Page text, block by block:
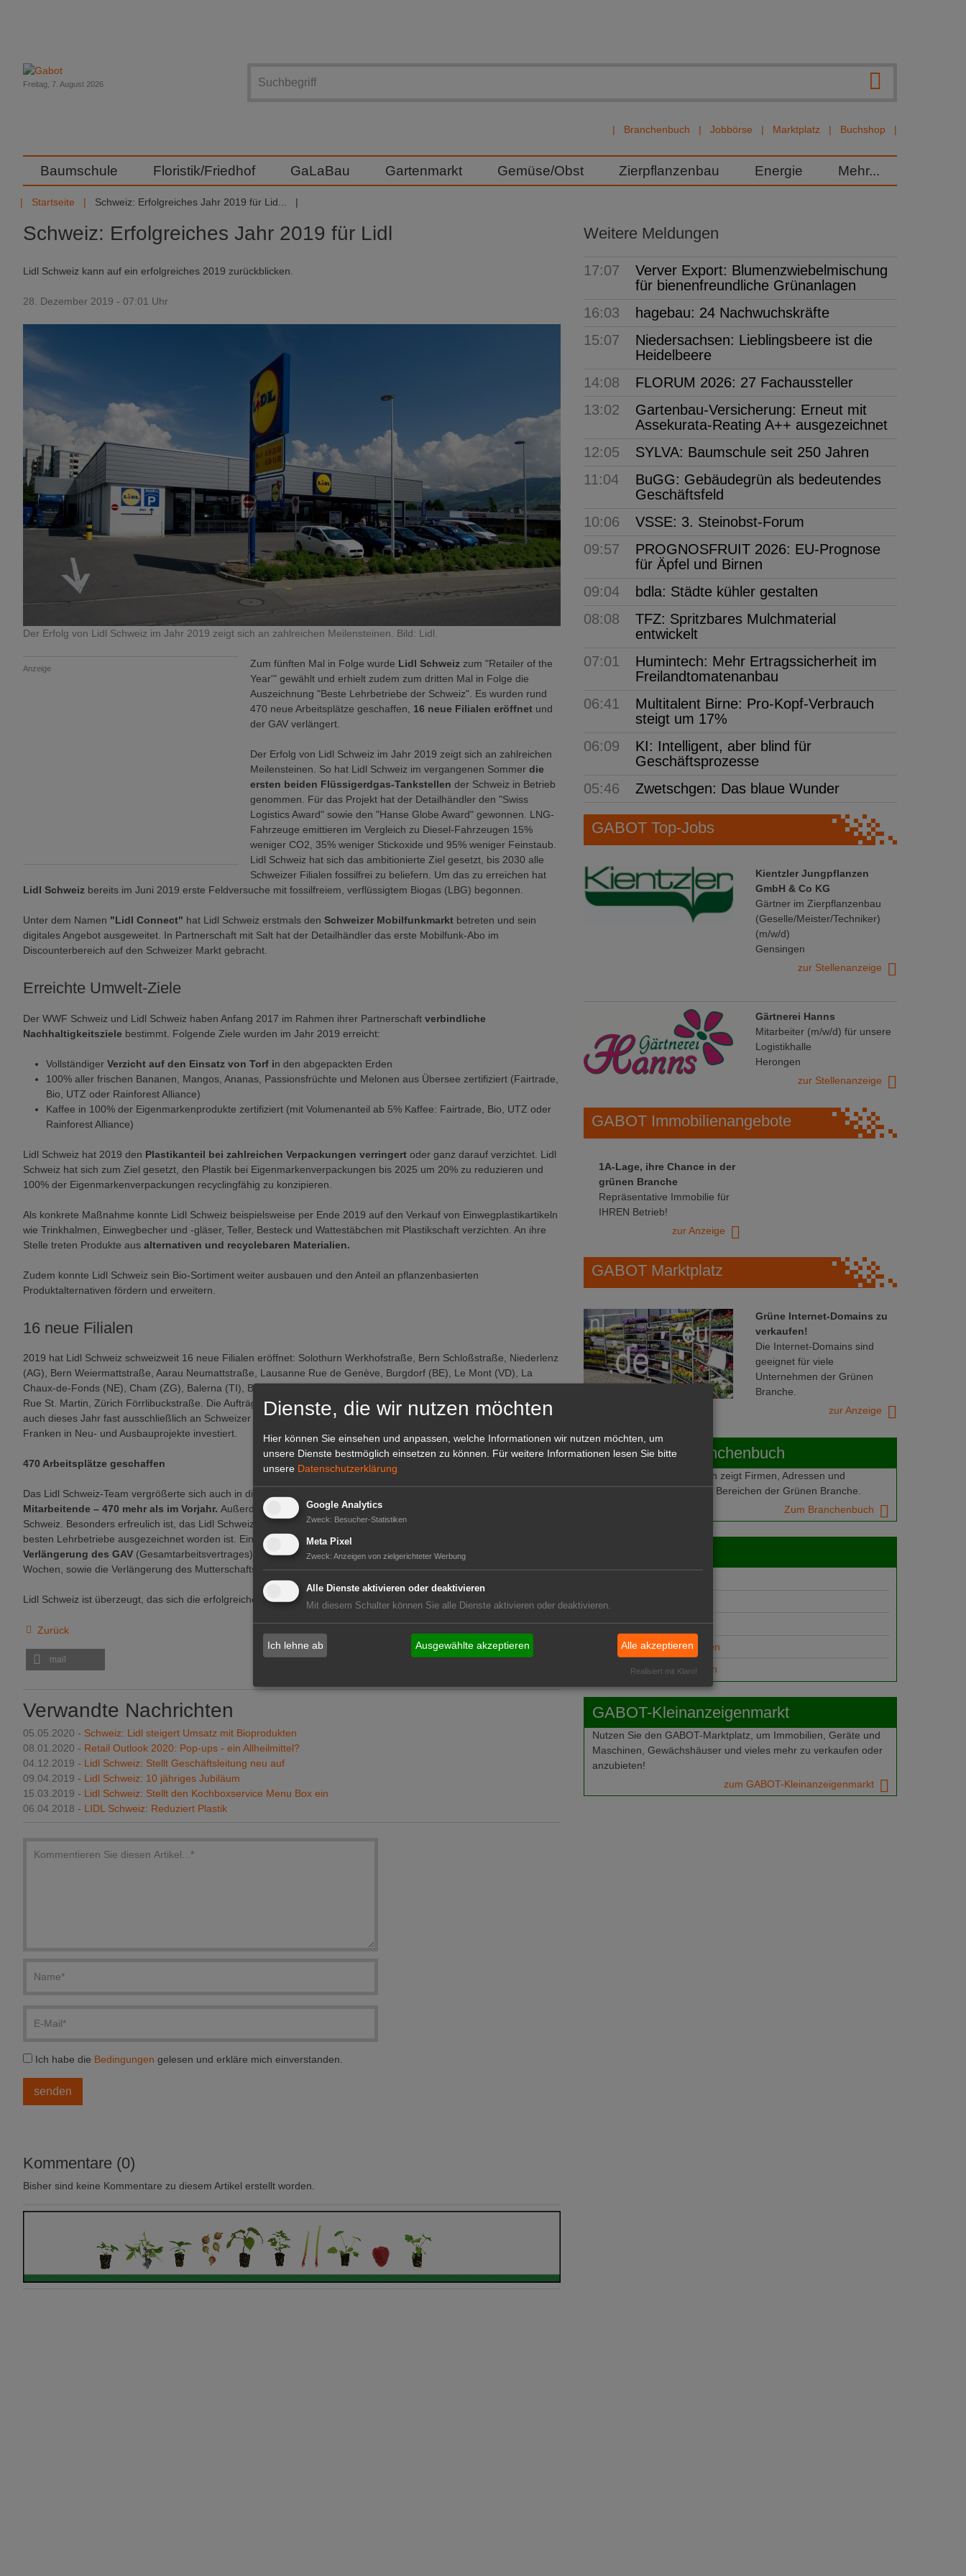
Branchenbuch Jobbörse Marktplatz Buchshop
Freitag, 7. August 2026
Baumschule Floristik/Friedhof GaLaBau Gartenmarkt Gemüse/Obst Zierpflanzenbau Energie Mehr...
Startseite Schweiz: Erfolgreiches Jahr 2019 für Lid...
Schweiz: Erfolgreiches Jahr 2019 für Lidl
Lidl Schweiz kann auf ein erfolgreiches 2019 zurückblicken.
28. Dezember 2019 - 07:01 Uhr
Der Erfolg von Lidl Schweiz im Jahr 2019 zeigt sich an zahlreichen Meilensteinen. Bild: Lidl.
Anzeige Zum fünften Mal in Folge wurde Lidl Schweiz zum "Retailer of the
Year'" gewählt und erhielt zudem zum dritten Mal in Folge die
Auszeichnung "Beste Lehrbetriebe der Schweiz". Es wurden rund
470 neue Arbeitsplätze geschaffen, 16 neue Filialen eröffnet und
der GAV verlängert.
Der Erfolg von Lidl Schweiz im Jahr 2019 zeigt sich an zahlreichen
Meilensteinen. So hat Lidl Schweiz im vergangenen Sommer die
ersten beiden Flüssigerdgas-Tankstellen der Schweiz in Betrieb
genommen. Für das Projekt hat der Detailhändler den "Swiss
Logistics Award" sowie den "Hanse Globe Award" gewonnen. LNG-
Fahrzeuge emittieren im Vergleich zu Diesel-Fahrzeugen 15%
weniger CO2, 35% weniger Stickoxide und 95% weniger Feinstaub.
Lidl Schweiz hat sich das ambitionierte Ziel gesetzt, bis 2030 alle
Schweizer Filialen fossilfrei zu beliefern. Um das zu erreichen hat
Lidl Schweiz bereits im Juni 2019 erste Feldversuche mit fossilfreiem, verflüssigtem Biogas (LBG) begonnen.
Unter dem Namen "Lidl Connect" hat Lidl Schweiz erstmals den Schweizer Mobilfunkmarkt betreten und sein
digitales Angebot ausgeweitet. In Partnerschaft mit Salt hat der Detailhändler das erste Mobilfunk-Abo im
Discounterbereich auf den Schweizer Markt gebracht.
Erreichte Umwelt-Ziele
Der WWF Schweiz und Lidl Schweiz haben Anfang 2017 im Rahmen ihrer Partnerschaft verbindliche
Nachhaltigkeitsziele bestimmt. Folgende Ziele wurden im Jahr 2019 erreicht:
Vollständiger Verzicht auf den Einsatz von Torf in den abgepackten Erden
100% aller frischen Bananen, Mangos, Ananas, Passionsfrüchte und Melonen aus Übersee zertifiziert (Fairtrade,
Bio, UTZ oder Rainforest Alliance)
Kaffee in 100% der Eigenmarkenprodukte zertifiziert (mit Volumenanteil ab 5% Kaffee: Fairtrade, Bio, UTZ oder
Rainforest Alliance)
Lidl Schweiz hat 2019 den Plastikanteil bei zahlreichen Verpackungen verringert oder ganz darauf verzichtet. Lidl
Schweiz hat sich zum Ziel gesetzt, den Plastik bei Eigenmarkenverpackungen bis 2025 um 20% zu reduzieren und
100% der Eigenmarkenverpackungen recyclingfähig zu konzipieren.
Als konkrete Maßnahme konnte Lidl Schweiz beispielsweise per Ende 2019 auf den Verkauf von Einwegplastikartikeln
wie Trinkhalmen, Einwegbecher und -gläser, Teller, Besteck und Wattestäbchen mit Plastikschaft verzichten. An ihre
Stelle treten Produkte aus alternativen und recyclebaren Materialien.
Zudem konnte Lidl Schweiz sein Bio-Sortiment weiter ausbauen und den Anteil an pflanzenbasierten
Produktalternativen fördern und erweitern.
16 neue Filialen
2019 hat Lidl Schweiz schweizweit 16 neue Filialen eröffnet: Solothurn Werkhofstraße, Bern Schloßstraße, Niederlenz
(AG), Bern Weiermattstraße, Aarau Neumattstraße, Lausanne Rue de Genève, Burgdorf (BE), Le Mont (VD), La
Chaux-de-Fonds (NE), Cham (ZG), Balerna (TI), Biel Loeb, Zürich-Affoltern, Spreitenbach Shoppi Tivoli, Lausanne
Rue St. Martin, Zürich Förrlibuckstraße. Die Aufträge für Neubauten, Umbauten und das Facility Management wurden
auch dieses Jahr fast ausschließlich an Schweizer Firmen vergeben. Seit Markteintritt hat Lidl Schweiz rund 1,2 Mia.
Franken in Neu- und Ausbauprojekte investiert.
470 Arbeitsplätze geschaffen
Das Lidl Schweiz-Team vergrößerte sich auch in diesem Jahr.
Mitarbeitende – 470 mehr als im Vorjahr. Außerdem absolvieren rund 60 junge Menschen eine Lehre bei Lidl
Schweiz. Besonders erfreulich ist, das Lidl Schweiz von "Great Place to Work" zum dritten Mal in Folge als einer der
besten Lehrbetriebe ausgezeichnet worden ist. Ein
besonderer Meilenstein für die Mitarbeitenden war zudem die
Verlängerung des GAV (Gesamtarbeitsvertrages) und die Verdoppelung des Vaterschaftsurlaubs von zwei auf vier
Wochen, sowie die Verlängerung des Mutterschaftsurlaubs von 16 auf 18 Wochen: beides bei 100% Lohnfortzahlung.
Lidl Schweiz ist überzeugt, das sich die erfolgreiche Entwicklung im kommenden Jahr fortsetzt. (Lidl Schweiz)
Zurück
mail
Verwandte Nachrichten
05.05.2020 - Schweiz: Lidl steigert Umsatz mit Bioprodukten
08.01.2020 - Retail Outlook 2020: Pop-ups - ein Allheilmittel?
04.12.2019 - Lidl Schweiz: Stellt Geschäftsleitung neu auf
09.04.2019 - Lidl Schweiz: 10 jähriges Jubiläum
15.03.2019 - Lidl Schweiz: Stellt den Kochboxservice Menu Box ein
06.04.2018 - LIDL Schweiz: Reduziert Plastik
Ich habe die Bedingungen gelesen und erkläre mich einverstanden.
Kommentare (0)
Bisher sind keine Kommentare zu diesem Artikel erstellt worden.
Weitere Meldungen
17:07
Verver Export: Blumenzwiebelmischung
für bienenfreundliche Grünanlagen
16:03
hagebau: 24 Nachwuchskräfte
15:07
Niedersachsen: Lieblingsbeere ist die
Heidelbeere
14:08
FLORUM 2026: 27 Fachaussteller
13:02
Gartenbau-Versicherung: Erneut mit
Assekurata-Reating A++ ausgezeichnet
12:05
SYLVA: Baumschule seit 250 Jahren
11:04
BuGG: Gebäudegrün als bedeutendes
Geschäftsfeld
10:06
VSSE: 3. Steinobst-Forum
09:57
PROGNOSFRUIT 2026: EU-Prognose
für Äpfel und Birnen
09:04
bdla: Städte kühler gestalten
08:08
TFZ: Spritzbares Mulchmaterial
entwickelt
07:01
Humintech: Mehr Ertragssicherheit im
Freilandtomatenanbau
06:41
Multitalent Birne: Pro-Kopf-Verbrauch
steigt um 17%
06:09
KI: Intelligent, aber blind für
Geschäftsprozesse
05:46
Zwetschgen: Das blaue Wunder
GABOT Top-Jobs
Kientzler Jungpflanzen
GmbH & Co KG
Gärtner im Zierpflanzenbau
(Geselle/Meister/Techniker)
(m/w/d)
Gensingen
zur Stellenanzeige
Gärtnerei Hanns
Mitarbeiter (m/w/d) für unsere
Logistikhalle
Herongen
zur Stellenanzeige
GABOT Immobilienangebote
1A-Lage, ihre Chance in der
grünen Branche
Repräsentative Immobilie für
IHREN Betrieb!
zur Anzeige
GABOT Marktplatz
Grüne Internet-Domains zu
verkaufen!
Die Internet-Domains sind
geeignet für viele
Unternehmen der Grünen
Branche.
zur Anzeige
Das GABOT-Branchenbuch
Das GABOT-Branchenbuch zeigt Firmen, Adressen und
Telefonnummern aus allen Bereichen der Grünen Branche.
Zum Branchenbuch
Job-Gesuche
Ausbildungsplätze
Stellenanzeige aufgeben
Stellengesuch aufgeben
GABOT-Kleinanzeigenmarkt
Nutzen Sie den GABOT-Marktplatz, um Immobilien, Geräte und
Maschinen, Gewächshäuser und vieles mehr zu verkaufen oder
anzubieten!
zum GABOT-Kleinanzeigenmarkt
Dienste, die wir nutzen möchten
Hier können Sie einsehen und anpassen, welche Informationen wir nutzen möchten, um
unsere Dienste bestmöglich einsetzen zu können.
Für weitere Informationen lesen Sie bitte
unsere Datenschutzerklärung
Google Analytics
Zweck: Besucher-Statistiken
Meta Pixel
Zweck: Anzeigen von zielgerichteter Werbung
Alle Dienste aktivieren oder deaktivieren
Mit diesem Schalter können Sie alle Dienste aktivieren oder deaktivieren.
Ich lehne ab Ausgewählte akzeptieren Alle akzeptieren
Realisiert mit Klaro!